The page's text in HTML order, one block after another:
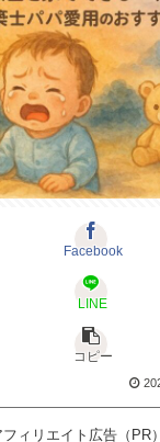
Facebook
LINE
コピー
ィリエイト広告（PR